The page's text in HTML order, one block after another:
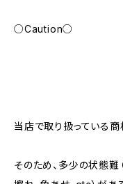
○Caution○
当店で取り扱っている商
そのため、多少の状態難